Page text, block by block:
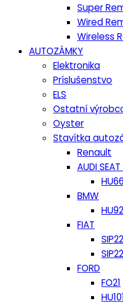
Super
Wired
Wireless
AUTOZÁMKY
Elektronika
Príslušenstvo
ELS
Ostatní
Oyster
Stavítka
Renault
AUDI
HU66
BMW
HU92
FIAT
FORD
FO21